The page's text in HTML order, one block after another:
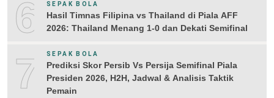
6 SEPAK BOLA
Hasil Timnas Filipina vs Thailand di Piala AFF
2026: Thailand Menang 1-0 dan Dekati Semifinal
7 SEPAK BOLA
Prediksi Skor Persib Vs Persija Semifinal Piala
Presiden 2026, H2H, Jadwal & Analisis Taktik
Pemain